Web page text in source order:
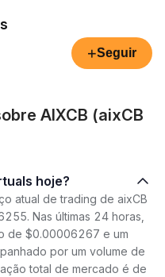
+Seguir
AIXCB (aixCB
hoje?
atual de trading de aixCB
Nas últimas 24 horas,
de $0.00006267 e um
por um volume de
total de mercado é de